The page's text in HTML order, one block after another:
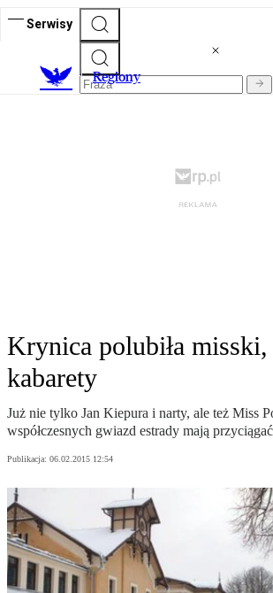
Serwisy
Regiony
Krynica polubiła
kabarety
Już nie tylko Jan Kiepura i narty, ale też Miss
współczesnych gwiazd estrady mają
Publikacja: 06.02.2015 12:54